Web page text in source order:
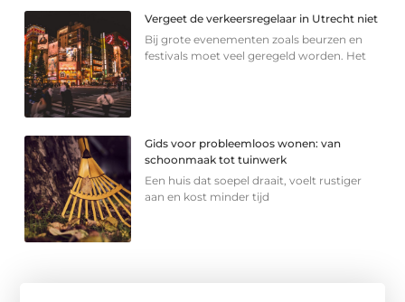
Vergeet de verkeersregelaar in Utrecht niet
Bij grote evenementen zoals beurzen en
festivals moet veel geregeld worden. Het
Gids voor probleemloos wonen: van
schoonmaak tot tuinwerk
Een huis dat soepel draait, voelt rustiger
aan en kost minder tijd